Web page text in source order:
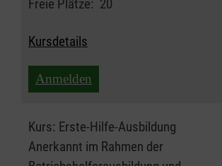
Freie Plätze: 20
Kursdetails
Anmelden
Kurs: Erste-Hilfe-Ausbildung
Anerkannt im Rahmen der